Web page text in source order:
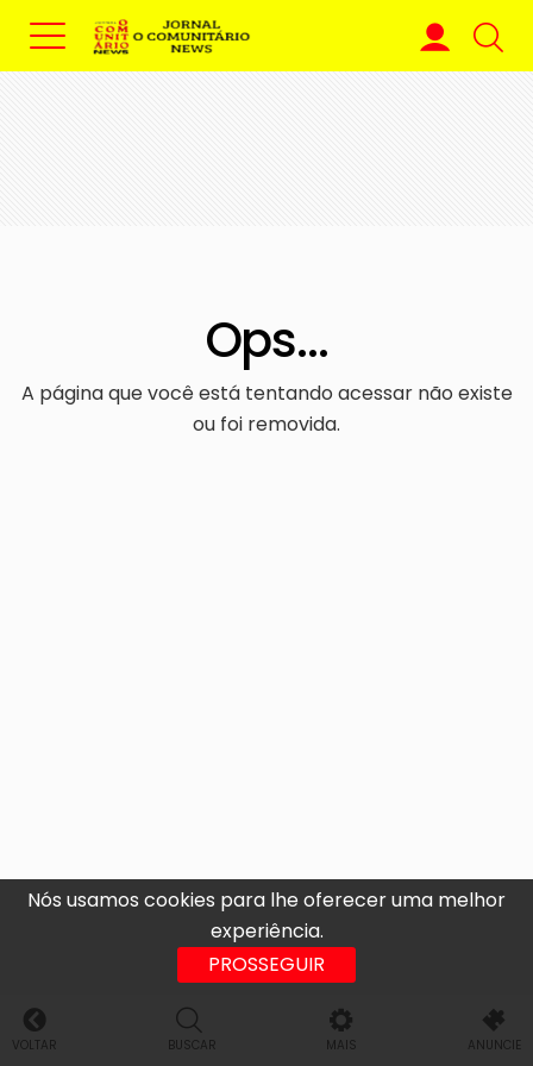
Nós usamos cookies para lhe oferecer uma melhor
experiência.
PROSSEGUIR
Ops...
A página que você está tentando acessar não existe
ou foi removida.
VOLTAR BUSCAR MAIS ANUNCIE